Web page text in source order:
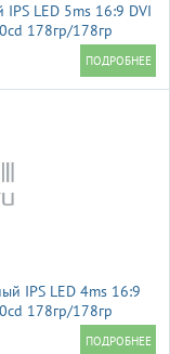
LED 5ms 16:9 DVI
178гр/178гр
IPS LED 4ms 16:9
178гр/178гр